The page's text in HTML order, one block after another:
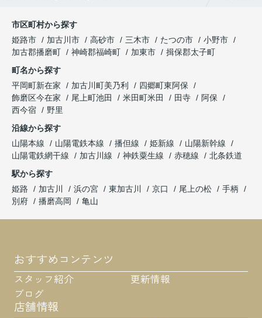
市区町村から探す
姫路市
加古川市 高砂市 三木市 たつの市
小野市
加古郡播磨町
神崎郡福崎町 加東市
揖保郡太子町
町名から探す
平岡町新在家
加古川町美乃利
四郷町東阿保
飾磨区今在家
尾上町池田 米田町米田 田寺
阿保
西今宿
野里
沿線から探す
山陽本線
山陽電鉄本線 播但線 姫新線
山陽新幹線
山陽電鉄網干線
加古川線 神鉄粟生線 赤穂線
北条鉄道
駅から探す
姫路
加古川 浜の宮 東加古川 京口 尾上の松
手柄
別府
播磨高岡 亀山
おすすめコンテンツ
スタッフ紹介
更新情報
ブログ
店舗情報